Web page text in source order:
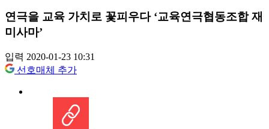
연극을 교육 가치로 꽃피우다 ‘교육연극협동조합 재
미사마’
입력 2020-01-23 10:31
선호매체 추가